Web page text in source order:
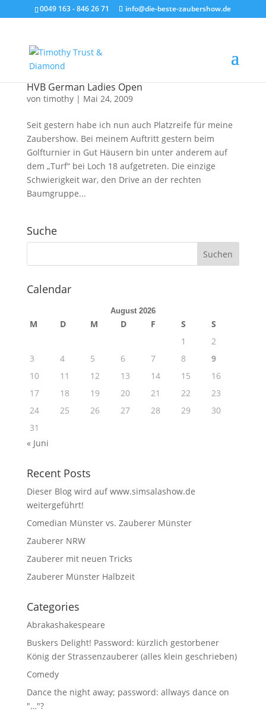
0049 163 - 846 26 71 info@die-beste-zaubershow.de
HVB German Ladies Open
von timothy| Mai 24, 2009
Seit gestern habe ich nun auch Platzreife für meine
Zaubershow. Bei meinem Auftritt gestern beim
Golfturnier in Gut Häusern bin unter anderem auf
dem „Turf“ bei Loch 18 aufgetreten. Die einzige
Schwierigkeit war, den Drive an der rechten
Baumgruppe...
Suche
Calendar
August 2026
M D M D F S
S
1
2
3
4 5 6 7 8
9
10
11 12 13 14 15
16
17
18 19 20 21 22
23
24
25 26 27 28 29
30
31
« Juni
Recent Posts
Dieser Blog wird auf www.simsalashow.de
weitergeführt!
Comedian Münster vs. Zauberer Münster
Zauberer NRW
Zauberer mit neuen Tricks
Zauberer Münster Halbzeit
Categories
Abrakashakespeare
Buskers Delight! Password: kürzlich gestorbener
König der Strassenzauberer (alles klein geschrieben)
Comedy
Dance the night away; password: allways dance on
"…"?